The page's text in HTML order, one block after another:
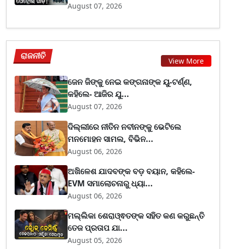
August 07, 2026
ରାଜନୀତି View More
ଜେନ ଜିଙ୍କୁ ନେଇ କଙ୍ଗନାଙ୍କ ୟୁ-ଟର୍ଣ୍ଣ,
କହିଲେ- ଆଜିର ଯୁ...
August 07, 2026
ଦିଲ୍ଲୀରେ ନୀତିନ ନବୀନଙ୍କୁ ଭେଟିଲେ
ମନମୋହନ ସାମଲ, ବିଭିନ...
August 06, 2026
ଅଖିଳେଶ ଯାଦବଙ୍କ ବଡ଼ ବୟାନ, କହିଲେ-
EVM ସମାଲୋଚନାରୁ ଧ୍ୟା...
August 06, 2026
ମଲ୍ଲିକା ଶେରାଓ୍ଵତଙ୍କ ସହିତ କଣ କରୁଛନ୍ତି
ତେଜ ପ୍ରତାପ ଯା...
August 05, 2026